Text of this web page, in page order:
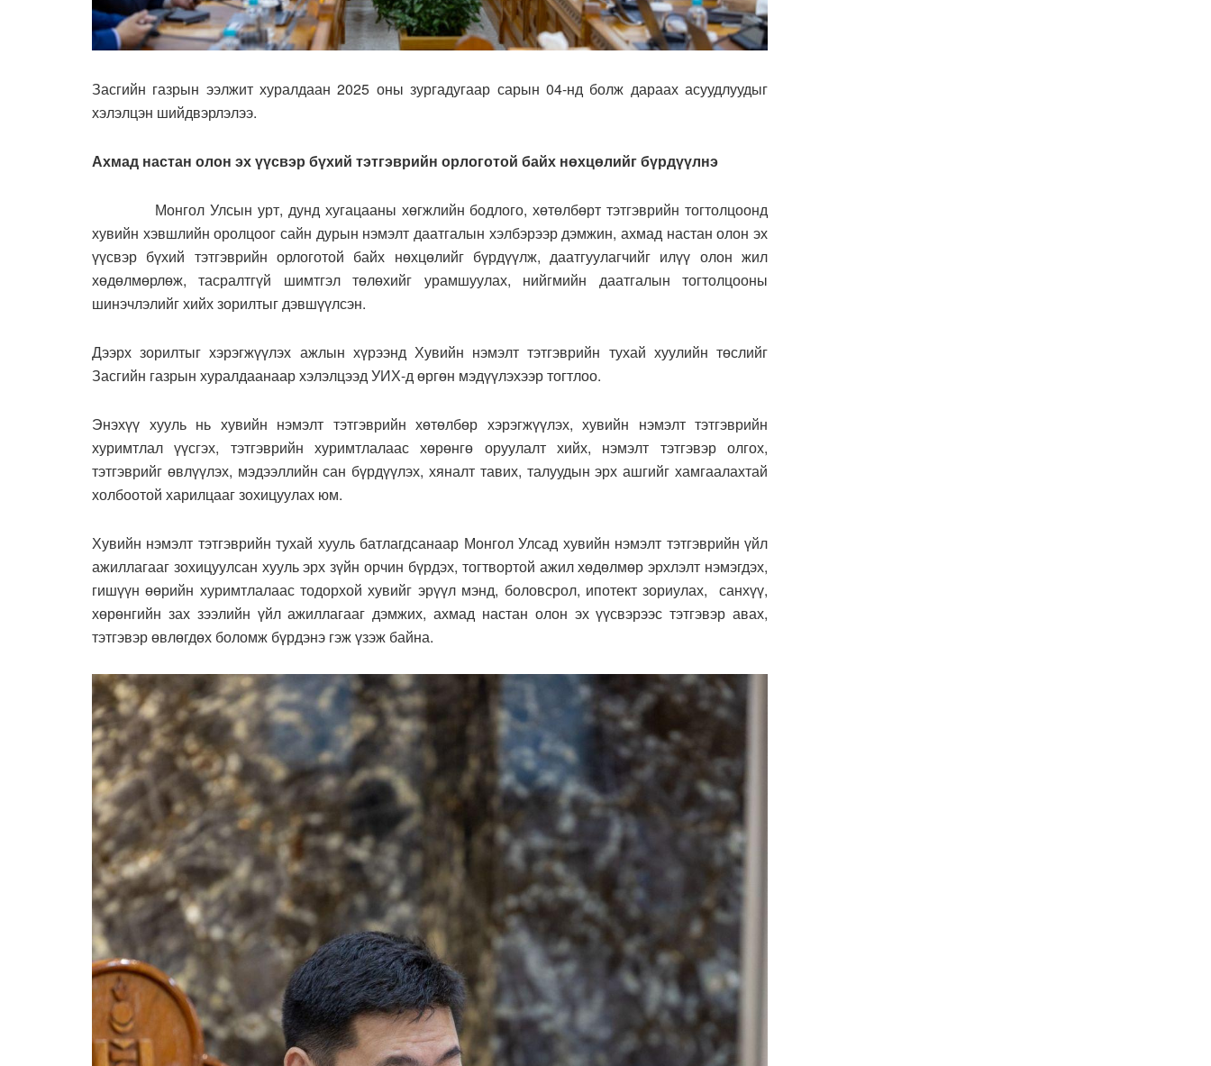
Засгийн газрын ээлжит хуралдаан 2025 оны зургадугаар сарын 04-нд болж дараах асуудлуудыг
хэлэлцэн шийдвэрлэлээ.
Ахмад настан олон эх үүсвэр бүхий тэтгэврийн орлоготой байх нөхцөлийг бүрдүүлнэ
Монгол Улсын урт, дунд хугацааны хөгжлийн бодлого, хөтөлбөрт тэтгэврийн тогтолцоонд
хувийн хэвшлийн оролцоог сайн дурын нэмэлт даатгалын хэлбэрээр дэмжин, ахмад настан олон эх
үүсвэр бүхий тэтгэврийн орлоготой байх нөхцөлийг бүрдүүлж, даатгуулагчийг илүү олон жил
хөдөлмөрлөж, тасралтгүй шимтгэл төлөхийг урамшуулах, нийгмийн даатгалын тогтолцооны
шинэчлэлийг хийх зорилтыг дэвшүүлсэн.
Дээрх зорилтыг хэрэгжүүлэх ажлын хүрээнд Хувийн нэмэлт тэтгэврийн тухай хуулийн төслийг
Засгийн газрын хуралдаанаар хэлэлцээд УИХ-д өргөн мэдүүлэхээр тогтлоо.
Энэхүү хууль нь хувийн нэмэлт тэтгэврийн хөтөлбөр хэрэгжүүлэх, хувийн нэмэлт тэтгэврийн
хуримтлал үүсгэх, тэтгэврийн хуримтлалаас хөрөнгө оруулалт хийх, нэмэлт тэтгэвэр олгох,
тэтгэврийг өвлүүлэх, мэдээллийн сан бүрдүүлэх, хяналт тавих, талуудын эрх ашгийг хамгаалахтай
холбоотой харилцааг зохицуулах юм.
Хувийн нэмэлт тэтгэврийн тухай хууль батлагдсанаар Монгол Улсад хувийн нэмэлт тэтгэврийн үйл
ажиллагааг зохицуулсан хууль эрх зүйн орчин бүрдэх, тогтвортой ажил хөдөлмөр эрхлэлт нэмэгдэх,
гишүүн өөрийн хуримтлалаас тодорхой хувийг эрүүл мэнд, боловсрол, ипотект зориулах, санхүү,
хөрөнгийн зах зээлийн үйл ажиллагааг дэмжих, ахмад настан олон эх үүсвэрээс тэтгэвэр авах,
тэтгэвэр өвлөгдөх боломж бүрдэнэ гэж үзэж байна.